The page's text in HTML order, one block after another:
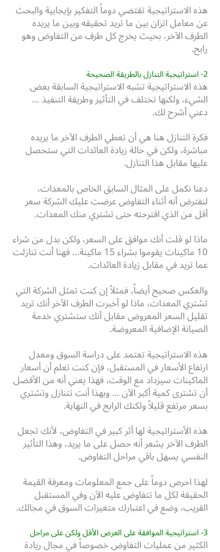
هذه الاستراتيجية تقتضي دوماً التفكير بإيجابية والبحث
عن معامل اتزان بين ما تريد تحقيقه وبين ما يريده
الطرف الآخر، بحيث يخرج كل طرف من التفاوض وهو
رابح.
2- استراتيجية التنازل بالطريقة الصحيحة
هذه الاستراتيجية تشبه الاستراتيجية السابقة بعض
الشيء، ولكنها تختلف في التأثير وطريقة التنفيذ …
دعني أشرح لك.
فكرة التنازل هنا هي أن تعطي الطرف الآخر ما يريده
مباشرة، ولكن في حالة زيادة العائدات التي ستحصل
عليها مقابل هذا التنازل.
دعنا نكمل على المثال السابق الخاص بالمعدات،
لنفترض أنه أثناء التفاوض عرضت عليك الشركة سعر
أقل من الذي اقترحته حتى تشتري منك المعدات.
ماذا لو قلت أنك موافق على السعر، ولكن بدل من شراء
10 ماكينات يقوموا بشراء 15 ماكينة… فهنا أنت تنازلت
عما تريد في مقابل زيادة العائدات.
والعكس صحيح أيضاً، فمثلاً إن كنت تمثل الشركة التي
تشتري المعدات، ماذا لو أخبرت الطرف الآخر أنك تريد
تقليل السعر المعروض مقابل أنك ستشتري خدمة
الصيانة الإضافية المعروضة.
هذه الاستراتيجية تعتمد على دراسة السوق ومعدل
ارتفاع الأسعار في المستقبل، فإن كنت تعلم أن أسعار
الماكينات سيزداد مع الوقت، فهذا يعني أنه من الأفضل
أن تشترى كمية أكبر الآن … وبهذا أنت تتنازل وتشتري
بسعر مرتفع قليلاً ولكنك الرابح في النهاية.
هذه الأستراتيجية لها أثر كبير في التفاوض، لأنك تجعل
الطرف الآخر يشعر أنه حصل على ما يريد، وهذا التأثير
النفسي يسهل باقي مراحل التفاوض.
لهذا احرص دوماً على جمع المعلومات ومعرفة القيمة
الحقيقة لكل ما تتفاوض عليه الآن وفي المستقبل
القريب، وضع في اعتبارك متغيرات السوق في مجالك.
3- استراتيجية الموافقة على العرض الأقل ولكن على مراحل
الكثير من عمليات التفاوض خصوصاً في مجال ريادة